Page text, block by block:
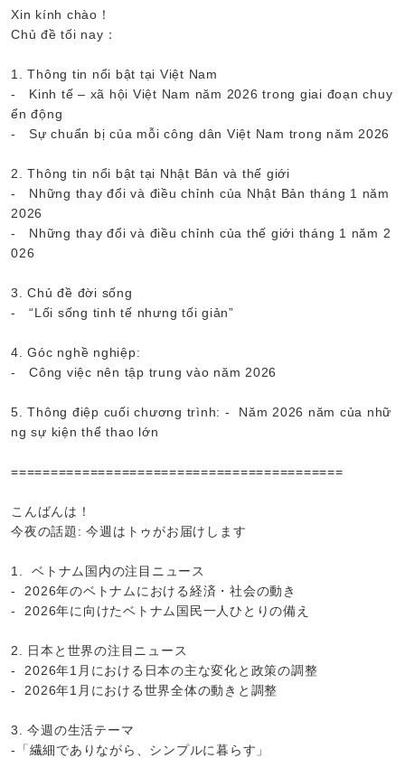
Xin kính chào！
Chủ đề tối nay：
1. Thông tin nổi bật tại Việt Nam
- Kinh tế – xã hội Việt Nam năm 2026 trong giai đoạn chuy
ển động
- Sự chuẩn bị của mỗi công dân Việt Nam trong năm 2026
2. Thông tin nổi bật tại Nhật Bản và thế giới
- Những thay đổi và điều chỉnh của Nhật Bản tháng 1 năm
2026
- Những thay đổi và điều chỉnh của thế giới tháng 1 năm 2
026
3. Chủ đề đời sống
- “Lối sống tinh tế nhưng tối giản”
4. Góc nghề nghiệp:
- Công việc nên tập trung vào năm 2026
5. Thông điệp cuối chương trình: - Năm 2026 năm của nhữ
ng sự kiện thể thao lớn
==========================================
こんばんは！
今夜の話題: 今週はトゥがお届けします
1. ベトナム国内の注目ニュース
- 2026年のベトナムにおける経済・社会の動き
- 2026年に向けたベトナム国民一人ひとりの備え
2. 日本と世界の注目ニュース
- 2026年1月における日本の主な変化と政策の調整
- 2026年1月における世界全体の動きと調整
3. 今週の生活テーマ
-「繊細でありながら、シンプルに暮らす」